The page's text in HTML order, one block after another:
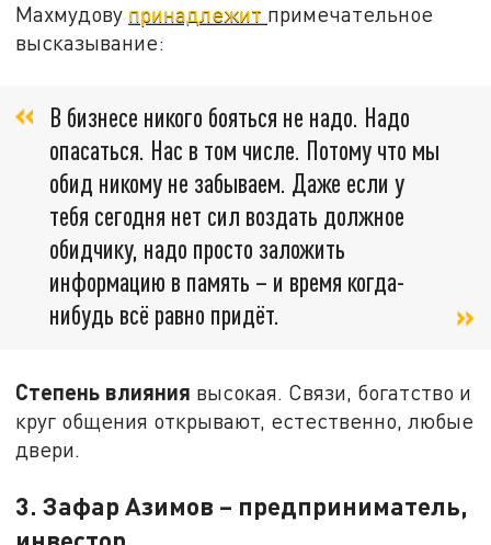
Махмудову принадлежит примечательное
высказывание:
В бизнесе никого бояться не надо. Надо
опасаться. Нас в том числе. Потому что мы
обид никому не забываем. Даже если у
тебя сегодня нет сил воздать должное
обидчику, надо просто заложить
информацию в память – и время когда-
нибудь всё равно придёт.
Степень влияния высокая. Связи, богатство и
круг общения открывают, естественно, любые
двери.
3. Зафар Азимов – предприниматель,